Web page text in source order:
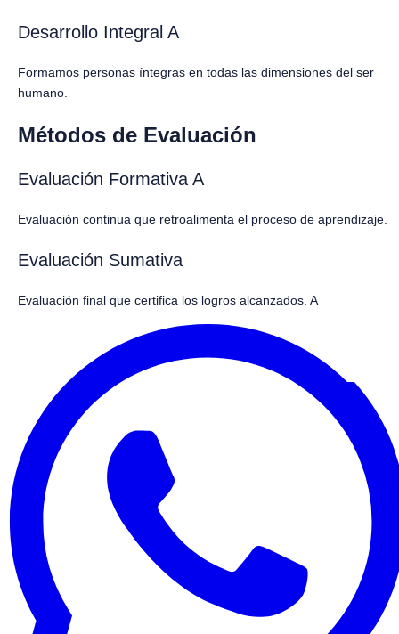
Desarrollo Integral A
Formamos personas íntegras en todas las dimensiones del ser
humano.
Métodos de Evaluación
Evaluación Formativa A
Evaluación continua que retroalimenta el proceso de aprendizaje.
Evaluación Sumativa
Evaluación final que certifica los logros alcanzados. A